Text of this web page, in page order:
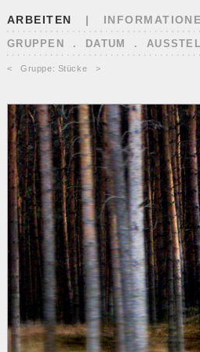
ARBEITEN |
GRUPPEN . DATUM .
< Gruppe: Stücke >